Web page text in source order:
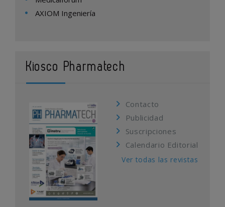
AXIOM Ingeniería
Kiosco Pharmatech
Contacto
Publicidad
Suscripciones
Calendario Editorial
Ver todas las revistas